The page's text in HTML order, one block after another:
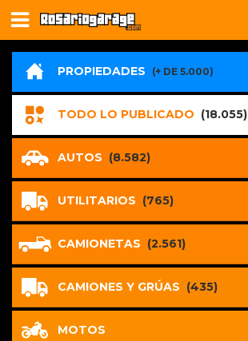
PROPIEDADES (+ DE 5.000)
TODO LO PUBLICADO (18.055)
AUTOS (8.582)
UTILITARIOS (765)
CAMIONETAS (2.561)
CAMIONES Y GRÚAS (435)
MOTOS